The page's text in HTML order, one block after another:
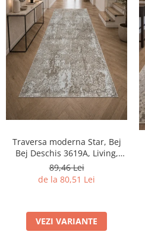
Traversa moderna Star, Bej
Bej Deschis 3619A, Living,
Dormitor, Hol, 80 x 250 cm
89,46 Lei
de la 80,51 Lei
VEZI VARIANTE